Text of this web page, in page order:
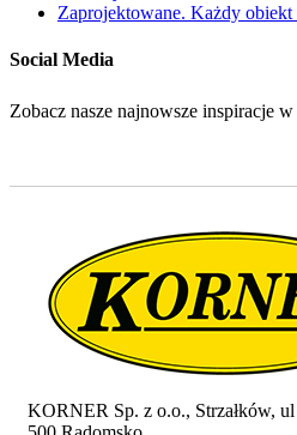
Zaprojektowane. Każdy obiekt
Social Media
Zobacz nasze najnowsze inspiracje
KORNER Sp. z o.o., Strzałków,